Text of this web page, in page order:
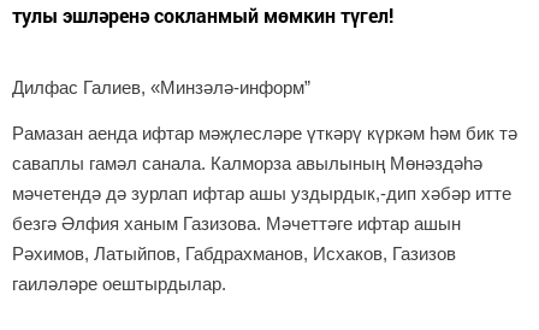
тулы эшләренә сокланмый мөмкин түгел!
Дилфас Галиев, «Минзәлә-информ”
Рамазан аенда ифтар мәҗлесләре үткәрү күркәм һәм бик тә
саваплы гамәл санала. Калморза авылының Мөнәздәһә
мәчетендә дә зурлап ифтар ашы уздырдык,-дип хәбәр итте
безгә Әлфия ханым Газизова. Мәчеттәге ифтар ашын
Рәхимов, Латыйпов, Габдрахманов, Исхаков, Газизов
гаиләләре оештырдылар.